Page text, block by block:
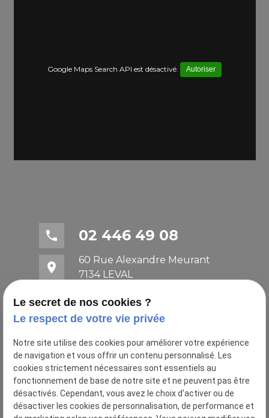
Google Maps Search API est désactivé. Autoriser
phone 02 446 49 08
place
60 Rue Alexandre Meurant
7134 LEVAL
mail contact@architecte-fogol1.com
Le secret de nos cookies ?
Le respect de votre vie privée
Notre site utilise des cookies pour améliorer votre expérience
de navigation et vous offrir un contenu personnalisé. Les
cookies strictement nécessaires sont essentiels au
fonctionnement de base de notre site et ne peuvent pas être
désactivés. Cependant, vous avez le choix d'activer ou de
désactiver les cookies de personnalisation, de performance et